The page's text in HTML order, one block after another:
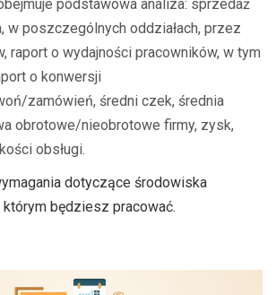
podstawowa analiza: sprzedaż
w poszczególnych oddziałach, przez
raport o wydajności pracowników, w tym
o konwersji
zamówień, średni czek, średnia
obrotowe/nieobrotowe firmy, zysk,
obsługi.
dotyczące środowiska
będziesz pracować.